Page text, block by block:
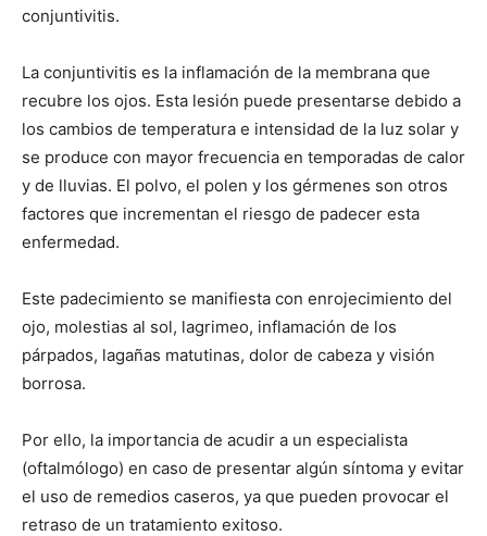
conjuntivitis.
La conjuntivitis es la inflamación de la membrana que
recubre los ojos. Esta lesión puede presentarse debido a
los cambios de temperatura e intensidad de la luz solar y
se produce con mayor frecuencia en temporadas de calor
y de lluvias. El polvo, el polen y los gérmenes son otros
factores que incrementan el riesgo de padecer esta
enfermedad.
Este padecimiento se manifiesta con enrojecimiento del
ojo, molestias al sol, lagrimeo, inflamación de los
párpados, lagañas matutinas, dolor de cabeza y visión
borrosa.
Por ello, la importancia de acudir a un especialista
(oftalmólogo) en caso de presentar algún síntoma y evitar
el uso de remedios caseros, ya que pueden provocar el
retraso de un tratamiento exitoso.